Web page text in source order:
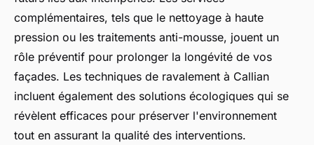
complémentaires, tels que le nettoyage à haute
pression ou les traitements anti-mousse, jouent un
rôle préventif pour prolonger la longévité de vos
façades. Les techniques de ravalement à Callian
incluent également des solutions écologiques qui se
révèlent efficaces pour préserver l'environnement
tout en assurant la qualité des interventions.